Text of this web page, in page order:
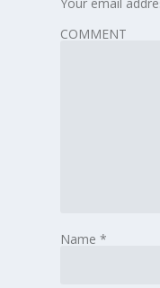
COMMENT
Name*